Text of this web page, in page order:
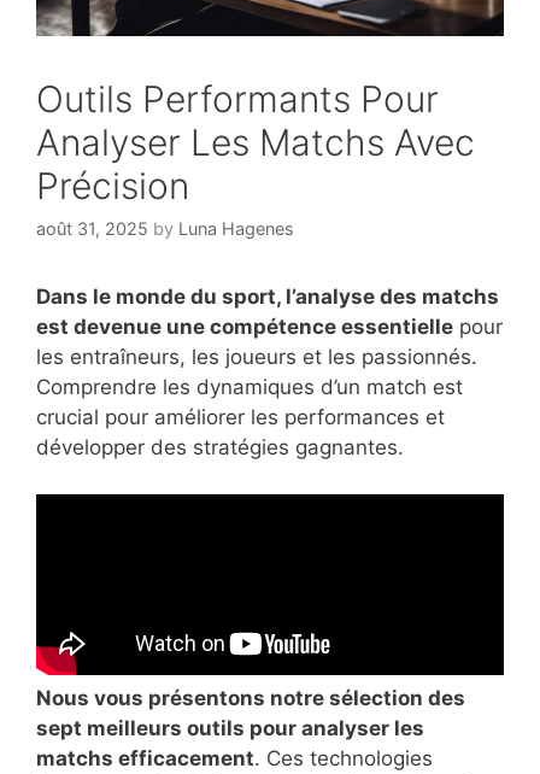
Outils Performants Pour
Analyser Les Matchs Avec
Précision
août 31, 2025 by Luna Hagenes
Dans le monde du sport, l’analyse des matchs
est devenue une compétence essentielle pour
les entraîneurs, les joueurs et les passionnés.
Comprendre les dynamiques d’un match est
crucial pour améliorer les performances et
développer des stratégies gagnantes.
Nous vous présentons notre sélection des
sept meilleurs outils pour analyser les
matchs efficacement. Ces technologies